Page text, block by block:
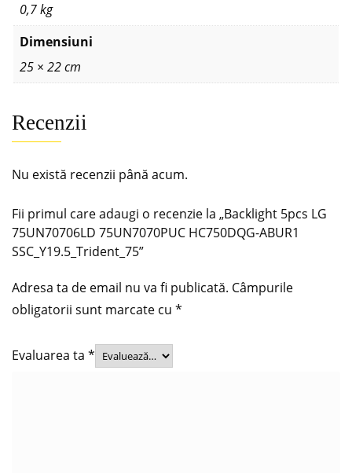
0,7 kg
Dimensiuni
25 × 22 cm
Recenzii
Nu există recenzii până acum.
Fii primul care adaugi o recenzie la „Backlight 5pcs LG
75UN70706LD 75UN7070PUC HC750DQG-ABUR1
SSC_Y19.5_Trident_75”
Adresa ta de email nu va fi publicată. Câmpurile
obligatorii sunt marcate cu *
Evaluarea ta *